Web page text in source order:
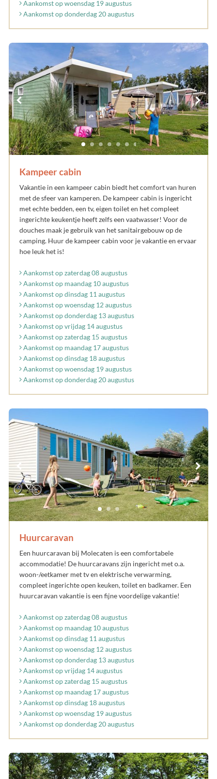
Aankomst op woensdag 19 augustus
Aankomst op donderdag 20 augustus
Kampeer cabin
Vakantie in een kampeer cabin biedt het comfort van huren
met de sfeer van kamperen. De kampeer cabin is ingericht
met echte bedden, een tv, eigen toilet en het compleet
ingerichte keukentje heeft zelfs een vaatwasser! Voor de
douches maak je gebruik van het sanitairgebouw op de
camping. Huur de kampeer cabin voor je vakantie en ervaar
hoe leuk het is!
Aankomst op zaterdag 08 augustus
Aankomst op maandag 10 augustus
Aankomst op dinsdag 11 augustus
Aankomst op woensdag 12 augustus
Aankomst op donderdag 13 augustus
Aankomst op vrijdag 14 augustus
Aankomst op zaterdag 15 augustus
Aankomst op maandag 17 augustus
Aankomst op dinsdag 18 augustus
Aankomst op woensdag 19 augustus
Aankomst op donderdag 20 augustus
Huurcaravan
Een huurcaravan bij Molecaten is een comfortabele
accommodatie! De huurcaravans zijn ingericht met o.a.
woon-/eetkamer met tv en elektrische verwarming,
compleet ingerichte open keuken, toilet en badkamer. Een
huurcaravan vakantie is een fijne voordelige vakantie!
Aankomst op zaterdag 08 augustus
Aankomst op maandag 10 augustus
Aankomst op dinsdag 11 augustus
Aankomst op woensdag 12 augustus
Aankomst op donderdag 13 augustus
Aankomst op vrijdag 14 augustus
Aankomst op zaterdag 15 augustus
Aankomst op maandag 17 augustus
Aankomst op dinsdag 18 augustus
Aankomst op woensdag 19 augustus
Aankomst op donderdag 20 augustus